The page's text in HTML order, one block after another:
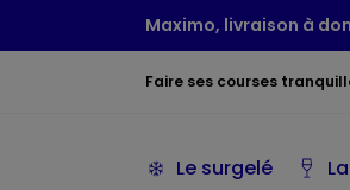
Maximo, livraison à
Faire ses courses
Le surgelé